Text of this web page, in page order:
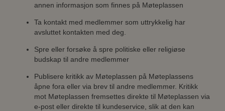
annen informasjon som finnes på Møteplassen
Ta kontakt med medlemmer som uttrykkelig har
avsluttet kontakten med deg.
Spre eller forsøke å spre politiske eller religiøse
budskap til andre medlemmer
Publisere kritikk av Møteplassen på Møteplassens
åpne fora eller via brev til andre medlemmer. Kritikk
mot Møteplassen fremsettes direkte til Møteplassen via
e-post eller direkte til kundeservice, slik at den kan